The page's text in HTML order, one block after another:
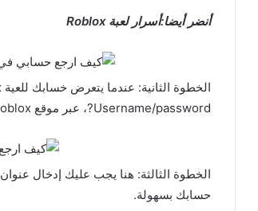
أنضر أيضا:أسرار لعبة Roblox
Username/password?، عبر موقع roblox الرسمي.
الخطوة الثالثة: هنا يجب عليك إدخال
حسابك بسهولة.